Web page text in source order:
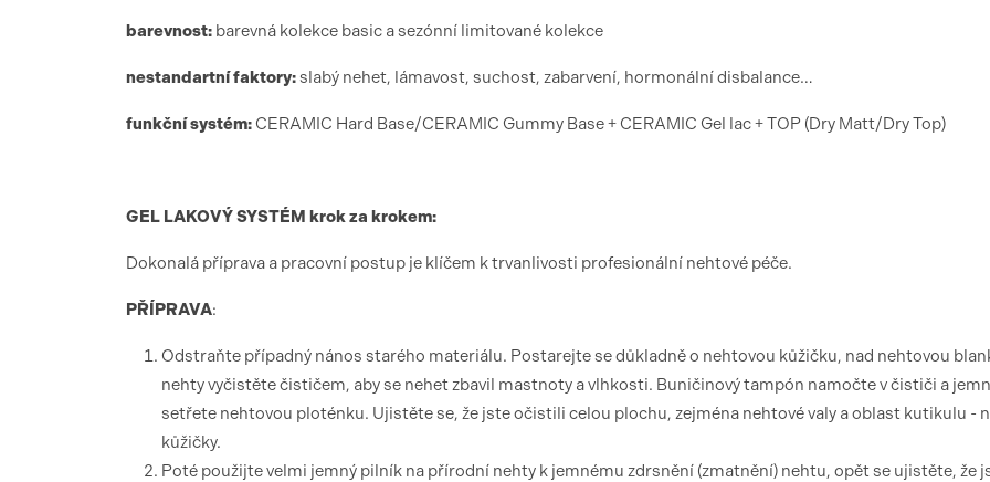
barevnost: barevná kolekce basic a sezónní limitované kolekce
nestandartní faktory:slabý nehet, lámavost, suchost, zabarvení, hormonální disbalance…
funkční systém:CERAMIC Hard Base/CERAMIC Gummy Base + CERAMIC Gel lac + TOP (Dry Matt/Dry Top)
GEL LAKOVÝ SYSTÉM krok za krokem:
Dokonalá příprava a pracovní postup je klíčem k trvanlivosti profesionální nehtové péče.
PŘÍPRAVA:
Odstraňte případný nános starého materiálu. Postarejte se důkladně o nehtovou kůžičku, nad nehtovou
nehty vyčistěte čističem, aby se nehet zbavil mastnoty a vlhkosti. Buničinový tampón namočte v čističi a
setřete nehtovou ploténku. Ujistěte se, že jste očistili celou plochu, zejména nehtové valy a oblast kutikulu -
kůžičky.
Poté použijte velmi jemný pilník na přírodní nehty k jemnému zdrsnění (zmatnění) nehtu, opět se ujistěte, že